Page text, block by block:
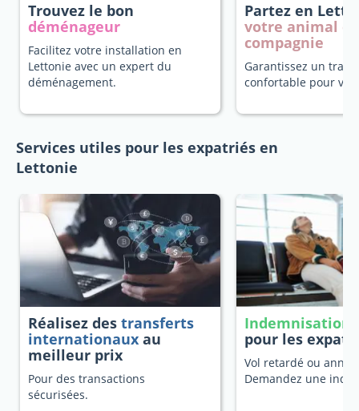
Trouvez le bon
déménageur
Facilitez votre installation en
Lettonie avec un expert du
déménagement.
Partez en
votre animal de
compagnie
Garantissez un
confortable pour
Services utiles pour les expatriés en
Lettonie
Réalisez des transferts
internationaux au
meilleur prix
Pour des transactions
sécurisées.
Indemnisation
pour les
Vol retardé ou
Demandez une